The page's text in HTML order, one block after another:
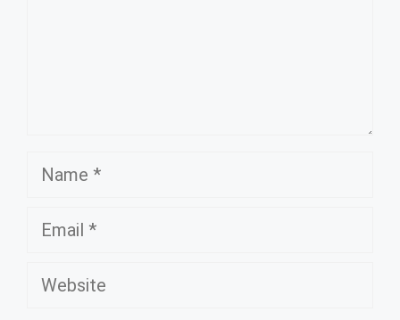
Name
Email
Website